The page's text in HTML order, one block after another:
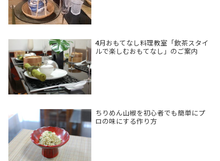
4月おもてなし料理教室「飲茶スタイ
ルで楽しむおもてなし」のご案内
ちりめん山椒を初心者でも簡単にプ
ロの味にする作り方